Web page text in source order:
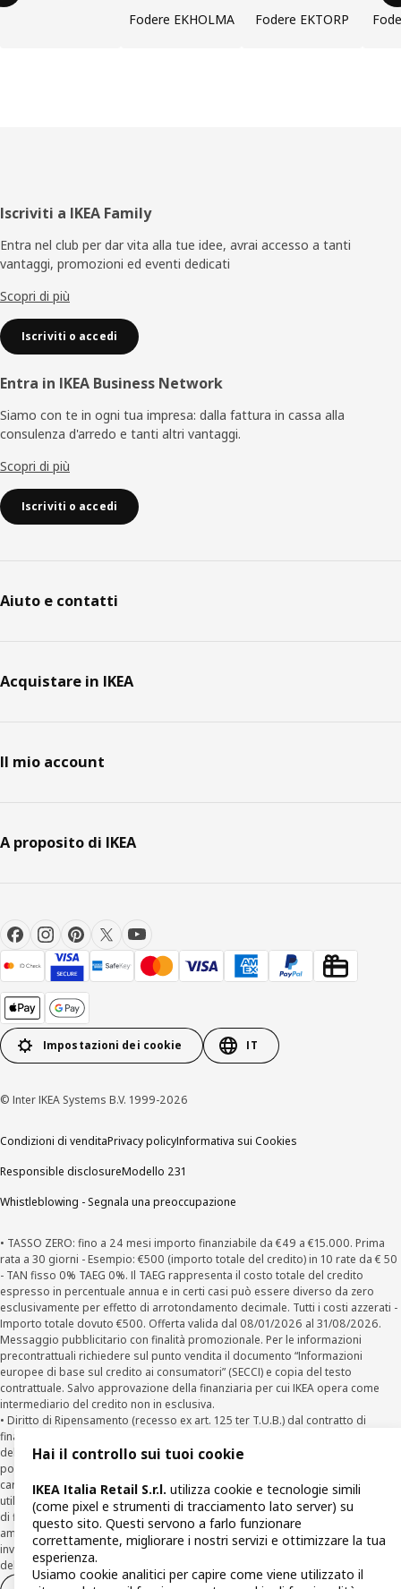
Fodere EKHOLMA
Fodere EKTORP
Piè
di
pagina
Iscriviti a IKEA Family
Entra nel club per dar vita alla tue idee, avrai accesso a tanti
vantaggi, promozioni ed eventi dedicati
Scopri di più
Iscriviti o accedi
Entra in IKEA Business Network
Siamo con te in ogni tua impresa: dalla fattura in cassa alla
consulenza d'arredo e tanti altri vantaggi.
Scopri di più
Iscriviti o accedi
Aiuto e contatti
Acquistare in IKEA
Il mio account
A proposito di IKEA
Impostazioni dei cookie IT
© Inter IKEA Systems B.V. 1999-2026
Condizioni di venditaPrivacy policyInformativa sui Cookies
Responsible disclosureModello 231
Whistleblowing - Segnala una preoccupazione
• TASSO ZERO: fino a 24 mesi importo finanziabile da €49 a €15.000. Prima
rata a 30 giorni - Esempio: €500 (importo totale del credito) in 10 rate da € 50
- TAN fisso 0% TAEG 0%. Il TAEG rappresenta il costo totale del credito
espresso in percentuale annua e in certi casi può essere diverso da zero
esclusivamente per effetto di arrotondamento decimale. Tutti i costi azzerati -
Importo totale dovuto €500. Offerta valida dal 08/01/2026 al 31/08/2026.
Messaggio pubblicitario con finalità promozionale. Per le informazioni
precontrattuali richiedere sul punto vendita il documento “Informazioni
europee di base sul credito ai consumatori” (SECCI) e copia del testo
contrattuale. Salvo approvazione della finanziaria per cui IKEA opera come
intermediario del credito non in esclusiva.
• Diritto di Ripensamento (recesso ex art. 125 ter T.U.B.) dal contratto di
finanziamento Agos: il Cliente può recedere dal Contratto entro la scadenza
della prima rata inviando una richiesta scritta di recesso ad Agos a mezzo
posta elettronica (
cartacea (Viale Fulvio Testi, 280 - 20126 Milano) e per via telematica –
utilizzando la funzionalità sul sito www.agos.it(“Recesso”) - anche per richieste
di finanziamento effettuate con canali a distanza. In caso di pre-
ammortamento, la comunicazione di recesso da parte del Cliente deve essere
inviata, con le modalità di cui sopra entro 30 giorni dalla data di accettazione
della richiesta di finanziamento.
Hai il controllo sui tuoi cookie
IKEA Italia Retail S.r.l. utilizza cookie e tecnologie simili
(come pixel e strumenti di tracciamento lato server) su
questo sito. Questi servono a farlo funzionare
correttamente, migliorare i nostri servizi e ottimizzare la tua
esperienza.
Usiamo cookie analitici per capire come viene utilizzato il